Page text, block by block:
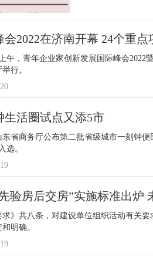
会2022在济南开幕 24个重点
午，青年企业家创新发展国际峰会
行。
生活圈试点又添5市
省商务厅公布第二批省级城市一刻钟
选。
验房后交房”实施标准出炉
求》共八条，对建设单位组织活动有关
明确。